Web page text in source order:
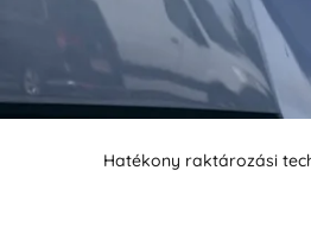
Hatékony raktározási